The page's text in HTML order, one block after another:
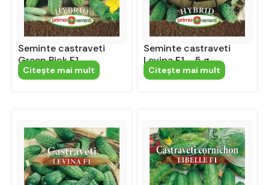
Seminte castraveti
Green Pick F1
Citeşte mai mult
Seminte castraveti
Levina F1 – 5 g
Citeşte mai mult